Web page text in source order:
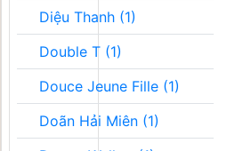
Diệu Thanh (1)
Double T (1)
Douce Jeune Fille (1)
Doãn Hải Miên (1)